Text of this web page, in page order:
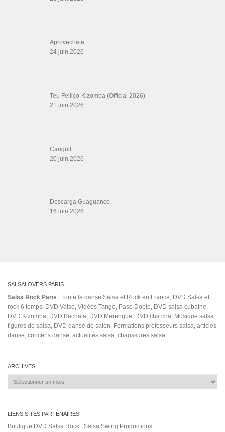
Aprovechate
24 juin 2026
Teu Feitiço-Kizomba (Official 2026)
21 juin 2026
Canguil
20 juin 2026
Descarga Guaguancó
16 juin 2026
SALSALOVERS PARIS
Salsa Rock Paris : Toute la danse Salsa et Rock en France, DVD Salsa et
rock 6 temps, DVD Valse, Vidéos Tango, Paso Doble, DVD salsa cubaine,
DVD Kizomba, DVD Bachata, DVD Merengue, DVD cha cha, Musique salsa,
figures de salsa, DVD danse de salon, Formations professeurs salsa, articles
danse, concerts danse, actualités salsa, chaussures salsa ….
ARCHIVES
Archives
LIENS SITES PARTENAIRES
Boutique DVD Salsa Rock : Salsa Swing Productions